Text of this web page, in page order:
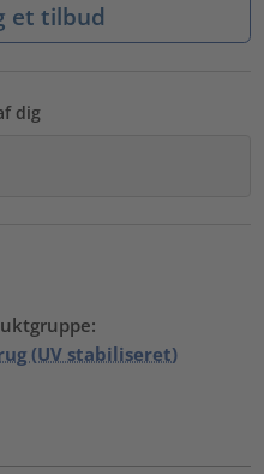
et tilbud
dig
(UV stabiliseret)